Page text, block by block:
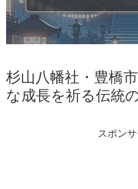
杉山八幡社・豊橋
な成長を祈る伝統
スポン